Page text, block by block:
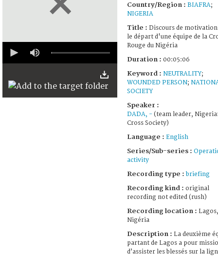
seconds
Country/Region : BIAFRA;
NIGERIA
Title : Discours de
le départ d'une équipe de la
Rouge du Nigéria
Duration : 00:05:06
Keyword : NEUTRALITY;
WOUNDED PERSON;
SOCIETY
Speaker :
DADA, - (team leader,
Cross Society)
Language : English
Series/Sub-series :
activity
Recording type :briefing
Recording kind : original
recording not edited (rush)
Recording location : Lagos,
Nigéria
Description : La deuxième
partant de Lagos a pour
d’assister les blessés sur la